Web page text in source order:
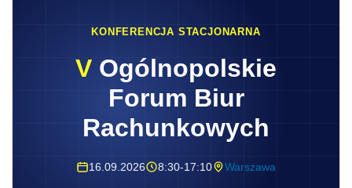
KONFERENCJA STACJONARNA
V Ogólnopolskie
Forum Biur
Rachunkowych
16.09.2026 8:30-17:10 Warszawa